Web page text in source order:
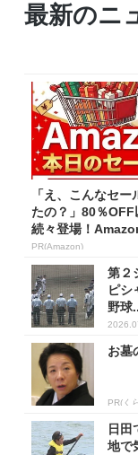
最新のニ
「え、こんなセー
たの？」80％OFF
続々登場！
が...
PR(Amazon)
第２
ピシ
野球
お墓
PR(く
日
地で